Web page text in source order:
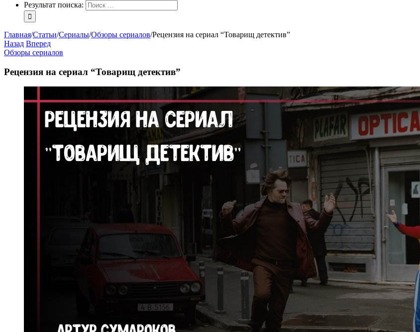
Результат поиска:
Главная/Статьи/Сериалы/Обзоры сериалов/Рецензия на сериал “Товарищ детектив”
Назад Вперед
Обзоры сериалов
Рецензия на сериал “Товарищ детектив”